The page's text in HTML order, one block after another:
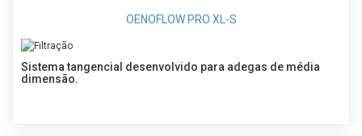
OENOFLOW PRO XL-S
Sistema tangencial desenvolvido para adegas de média
dimensão.